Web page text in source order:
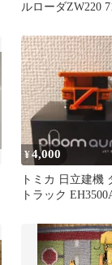
ルローダZW220
¥4,000
トミカ 日立建機
トラック